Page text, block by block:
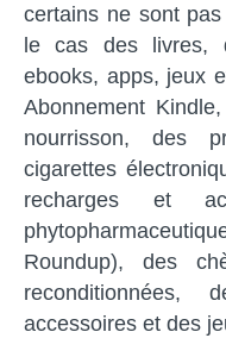
certains ne sont
le cas des livres,
ebooks, apps, jeux
Abonnement
nourrisson, des
cigarettes
recharges et
Roundup), des
reconditionnées,
accessoires et des